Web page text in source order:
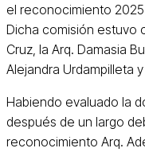
el reconocimiento
Dicha comisión estuvo
Cruz, la Arq. Damasia
Alejandra Urdampilleta
Habiendo evaluado la
después de un largo
reconocimiento Arq.